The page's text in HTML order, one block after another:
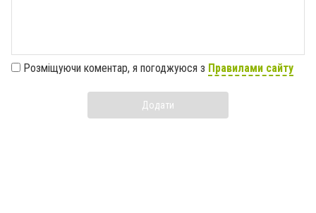
Розміщуючи коментар, я погоджуюся з Правилами сайту
Додати